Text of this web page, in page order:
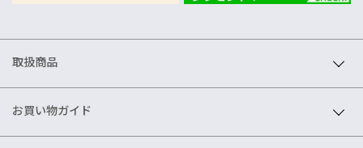
取扱商品
お買い物ガイド